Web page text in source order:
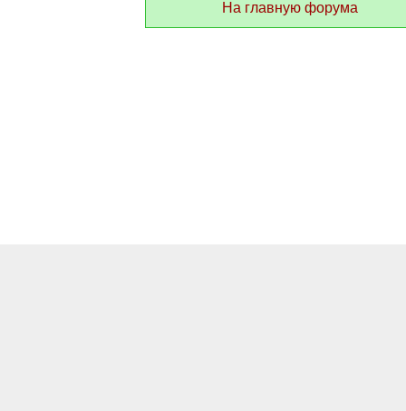
На главную форума